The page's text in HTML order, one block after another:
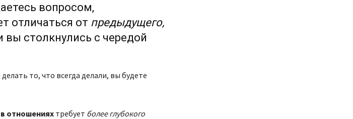
вопросом,
отличаться от предыдущего,
вы столкнулись с чередой
то, что всегда делали, вы будете
отношенияхтребует более глубокого